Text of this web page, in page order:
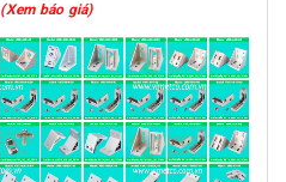
(Xem báo giá)